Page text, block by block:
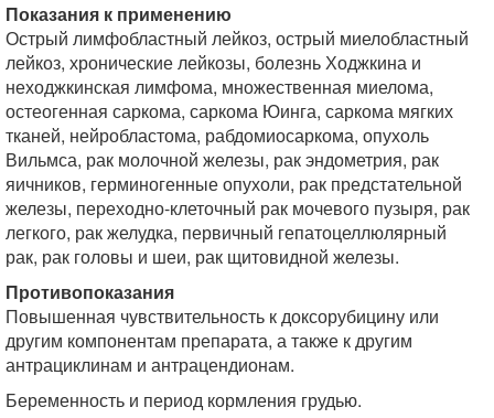
Показания к применению
Острый лимфобластный лейкоз, острый миелобластный
лейкоз, хронические лейкозы, болезнь Ходжкина и
неходжкинская лимфома, множественная миелома,
остеогенная саркома, саркома Юинга, саркома мягких
тканей, нейробластома, рабдомиосаркома, опухоль
Вильмса, рак молочной железы, рак эндометрия, рак
яичников, герминогенные опухоли, рак предстательной
железы, переходно-клеточный рак мочевого пузыря, рак
легкого, рак желудка, первичный гепатоцеллюлярный
рак, рак головы и шеи, рак щитовидной железы.
Противопоказания
Повышенная чувствительность к доксорубицину или
другим компонентам препарата, а также к другим
антрациклинам и антрацендионам.
Беременность и период кормления грудью.